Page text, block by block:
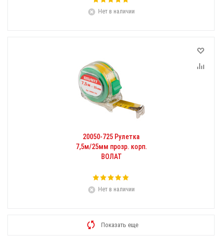
Нет в наличии
20050-725 Рулетка
7,5м/25мм прозр. корп.
ВОЛАТ
Нет в наличии
Показать еще